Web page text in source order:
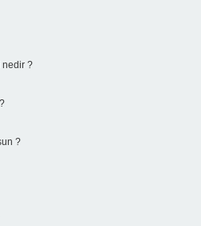
nedir ?
?